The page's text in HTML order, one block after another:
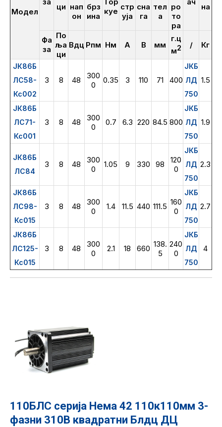
Модел
ци нап
он
брз
ина
куе стр
уја
сна
га
тел
а
ро
то
ра
на
Фа
за
По
ља
ци
Вдц Рпм Нм А В мм
г.ц
м2 / Кг
ЈК86Б
ЛС58-
Кс002
3 8 48
300
0
0.35 3 110 71 400
ЈКБ
ЛД
750
1.5
ЈК86Б
ЛС71-
Кс001
3 8 48
300
0
0.7 6.3 220 84.5 800
ЈКБ
ЛД
750
1.9
ЈК86Б
ЛС84
3 8 48
300
0
1.05 9 330 98
120
0
ЈКБ
ЛД
750
2.3
ЈК86Б
ЛС98-
Кс015
3 8 48
300
0
1.4 11.5 440 111.5 160
0
ЈКБ
ЛД
750
2.7
ЈК86Б
ЛС125-
Кс015
3 8 48
300
0
2.1 18 660 138.
5
240
0
ЈКБ
ЛД
750
4
110БЛС серија Нема 42 110к110мм 3-
фазни 310В квадратни Блдц ДЦ